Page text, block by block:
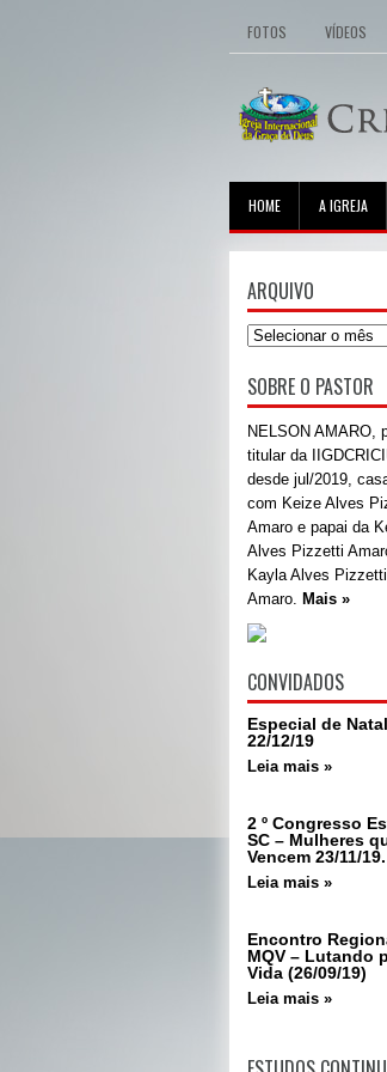
FOTOS VÍDEOS
HOME A IGREJA
ARQUIVO
SOBRE O PASTOR
NELSON AMARO,
titular da
desde jul/2019,
com Keize Alves
Amaro e papai da
Alves Pizzetti
Kayla Alves Pizzetti
Amaro. Mais »
CONVIDADOS
Especial de
22/12/19
Leia mais »
2 º Congresso
SC – Mulheres
Vencem 23/11/19.
Leia mais »
Encontro
MQV – Lutando
Vida (26/09/19)
Leia mais »